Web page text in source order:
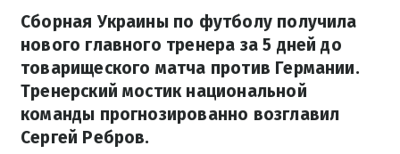
Сборная Украины по футболу получила
нового главного тренера за 5 дней до
товарищеского матча против Германии.
Тренерский мостик национальной
команды прогнозированно возглавил
Сергей Ребров.